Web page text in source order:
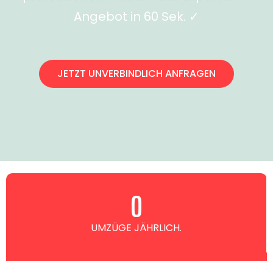
Angebot in 60 Sek. ✓
JETZT UNVERBINDLICH ANFRAGEN
UMZÜGE JÄHRLICH.
0